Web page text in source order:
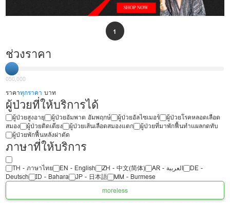
1
ช่วงราคา
050,000
ราคาทุกราคา บาท
ผู้ป่วยที่ให้บริการได้
ผู้ป่วยสูงอายุ ผู้ป่วยอัมพาต อัมพฤกษ์ ผู้ป่วยอัลไซเมอร์
ผู้ป่วยโรคหลอดเลือด
สมอง
ผู้ป่วยติดเตียง ผู้ป่วยเส้นเลือดสมองแตก
ผู้ป่วยที่มาพักฟื้นทำแผลกดทับ
ผู้ป่วยพักฟื้นหลังผ่าตัด
ภาษาที่ให้บริการ
TH - ‏ภาษาไทย EN - English ZH - 中文(简体) ‏AR - ‏العربية‏
DE -
Deutsch
ID - Bahara JP - 日本語
MM - Burmese
moreless